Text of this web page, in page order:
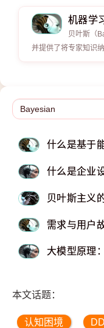
机器学
贝叶斯（
并提供了将专家知识
什么是基于
什么是企业
贝叶斯主义
需求与用户
大模型原理
本文话题：
认知困境